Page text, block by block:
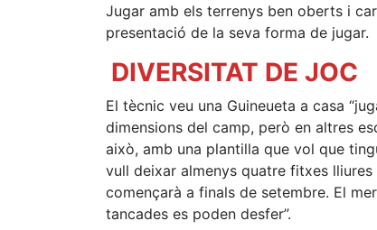
Jugar amb els terrenys ben oberts i
presentació de la seva forma de jugar.
DIVERSITAT DE JOC
El tècnic veu una Guineueta a casa
dimensions del camp, però en altres
això, amb una plantilla que vol que
vull deixar almenys quatre fitxes
començarà a finals de setembre. El
tancades es poden desfer”.